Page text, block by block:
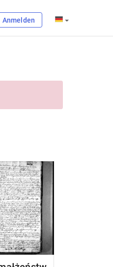
Anmelden